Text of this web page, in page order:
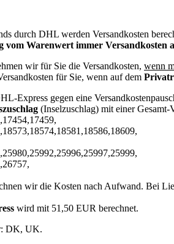
durch DHL werden Versandkosten
vom Warenwert immer
wir für Sie die Versandkosten, wenn
für Sie, wenn auf dem
Express gegen eine
(Inselzuschlag) mit einer
wir die Kosten nach Aufwand. Bei
wird mit 51,50 EUR berechnet.
DK, UK.